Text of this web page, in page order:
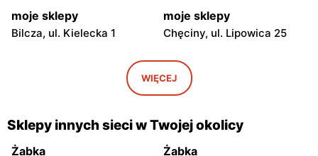
moje sklepy
Bilcza, ul. Kielecka 1
moje sklepy
Chęciny, ul. Lipowica 25
Iwaniska, ul. Ujazdowska 5
moje sklepy
Bogoria, ul. Rynek 30
Gorzyce, ul. Szkolna 44 Grębów, ul. Wydrza 180
moje sklepy moje sklepy
WIĘCEJ
Sklepy innych sieci w Twojej okolicy
Żabka Żabka